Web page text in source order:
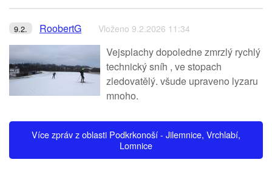
9.2. RoobertG Vloženo 9.2.2026 11:34
Vejsplachy dopoledne zmrzlý rychlý
technický sníh , ve stopach
zledovatělý. všude upraveno lyzaru
mnoho.
Více zpráv z oblasti Podkrkonoší - Jilemnice, Vrchlabí,
Lomnice